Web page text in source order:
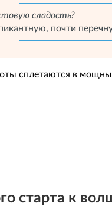
сладость?
почти
сплетаются в
старта к